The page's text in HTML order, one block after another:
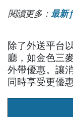
閱讀更多： 最新
除了外送平台
廳，如金色三
外帶優惠。讓
同時享受更優